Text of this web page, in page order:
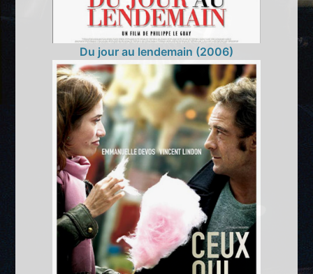
Du jour au lendemain (2006)